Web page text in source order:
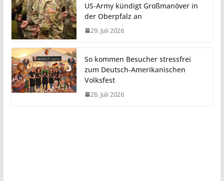
US-Army kündigt Großmanöver in
der Oberpfalz an
29. Juli 2026
So kommen Besucher stressfrei
zum Deutsch-Amerikanischen
Volksfest
28. Juli 2026